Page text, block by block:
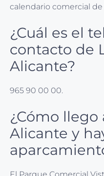
calendario comercial
¿Cuál es el
contacto de
Alicante?
965 90 00 00.
¿Cómo llego
Alicante y
El Parque Comercial